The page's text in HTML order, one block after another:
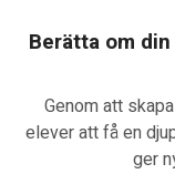
Berätta om
Genom att
elever att få en
ger